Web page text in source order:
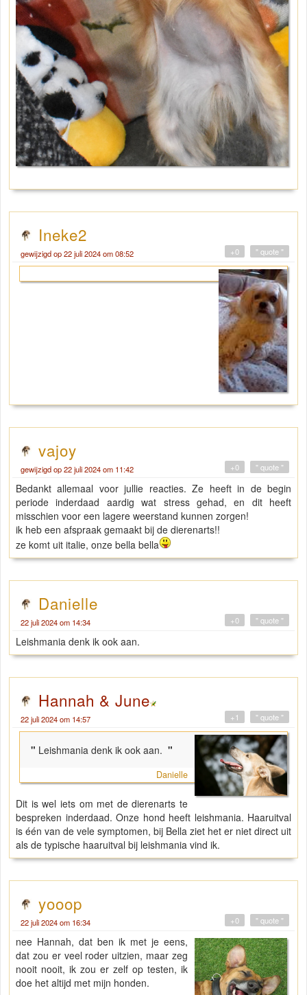
Ineke2
gewijzigd op 22 juli 2024 om 08:52 " quote "
+0
vajoy
gewijzigd op 22 juli 2024 om 11:42 " quote "
+0
Bedankt allemaal voor jullie reacties. Ze heeft in de begin
periode inderdaad aardig wat stress gehad, en dit heeft
misschien voor een lagere weerstand kunnen zorgen!
ik heb een afspraak gemaakt bij de dierenarts!!
ze komt uit italie, onze bella bella
Danielle
22 juli 2024 om 14:34 " quote "
+0
Leishmania denk ik ook aan.
Hannah & June
22 juli 2024 om 14:57 " quote "
+1
" Leishmania denk ik ook aan. "
Danielle
Dit is wel iets om met de dierenarts te
bespreken inderdaad. Onze hond heeft leishmania. Haaruitval
is één van de vele symptomen, bij Bella ziet het er niet direct uit
als de typische haaruitval bij leishmania vind ik.
yooop
22 juli 2024 om 16:34 " quote "
+0
nee Hannah, dat ben ik met je eens,
dat zou er veel roder uitzien, maar zeg
nooit nooit, ik zou er zelf op testen, ik
doe het altijd met mijn honden.